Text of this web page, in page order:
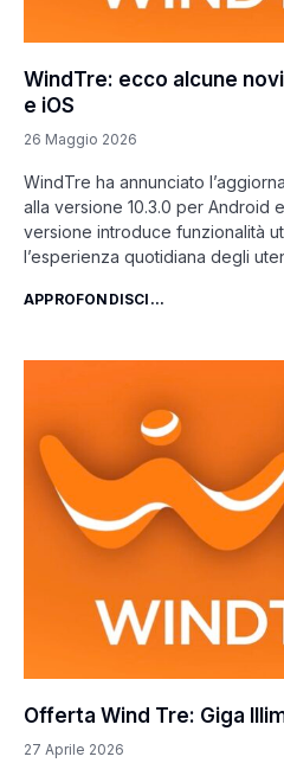
WindTre: ecco alcune
e iOS
26 Maggio 2026
WindTre ha annunciato
alla versione 10.3.0 per Android
versione introduce funzionalità
l’esperienza quotidiana degli
APPROFONDISCI...
Offerta Wind Tre: Giga
27 Aprile 2026